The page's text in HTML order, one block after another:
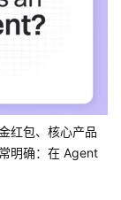
红包、核心产品
明确：在 Agent